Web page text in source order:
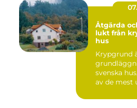
Åtgärda
lukt från
hus
Krypgrund
svenska
av de mest